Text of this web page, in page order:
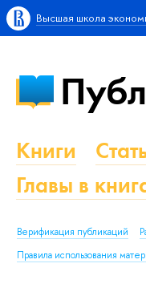
Высшая школа
Книги
Главы в
Верификация публикаций
Правила использования